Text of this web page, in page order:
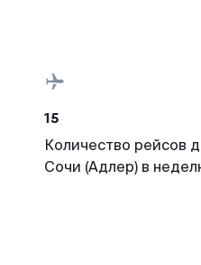
15
Количество рейсов
Сочи (Адлер) в